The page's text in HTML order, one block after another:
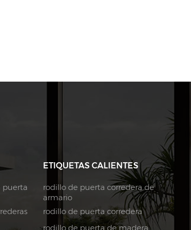
puerta
ETIQUETAS CALIENTES
rodillo de puerta corredera de
armario
rodillo de puerta corredera
rodillo de puerta de madera